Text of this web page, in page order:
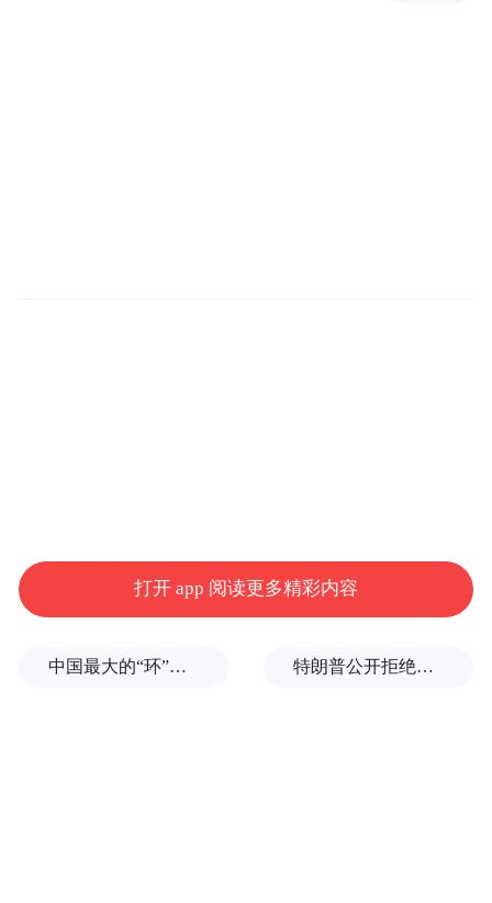
打开 app 阅读更多精彩内容
中国最大的“环”，要来了 特朗普公开拒绝泽连斯基！